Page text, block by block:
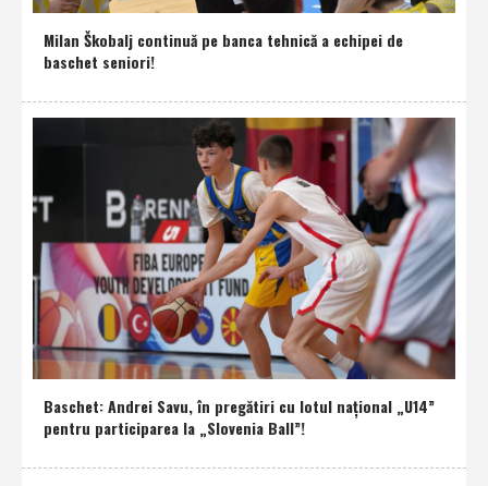
Milan Škobalj continuă pe banca tehnică a echipei de
baschet seniori!
Baschet: Andrei Savu, în pregătiri cu lotul naţional „U14”
pentru participarea la „Slovenia Ball”!